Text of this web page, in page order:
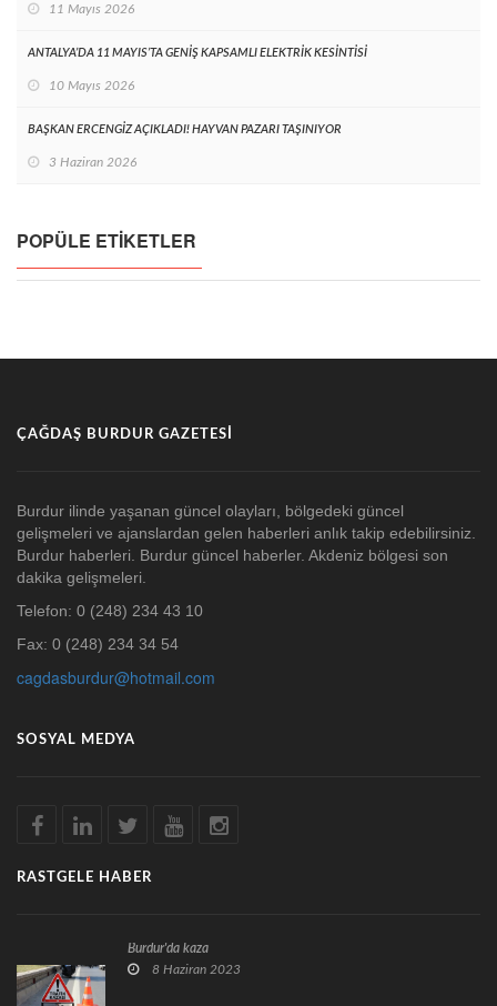
11 Mayıs 2026
ANTALYA’DA 11 MAYIS’TA GENİŞ KAPSAMLI ELEKTRİK KESİNTİSİ
10 Mayıs 2026
BAŞKAN ERCENGİZ AÇIKLADI! HAYVAN PAZARI TAŞINIYOR
3 Haziran 2026
POPÜLE ETIKETLER
ÇAĞDAŞ BURDUR GAZETESI
Burdur ilinde yaşanan güncel olayları, bölgedeki güncel
gelişmeleri ve ajanslardan gelen haberleri anlık takip edebilirsiniz.
Burdur haberleri. Burdur güncel haberler. Akdeniz bölgesi son
dakika gelişmeleri.
Telefon: 0 (248) 234 43 10
Fax: 0 (248) 234 34 54
cagdasburdur@hotmail.com
SOSYAL MEDYA
RASTGELE HABER
Burdur'da kaza
8 Haziran 2023